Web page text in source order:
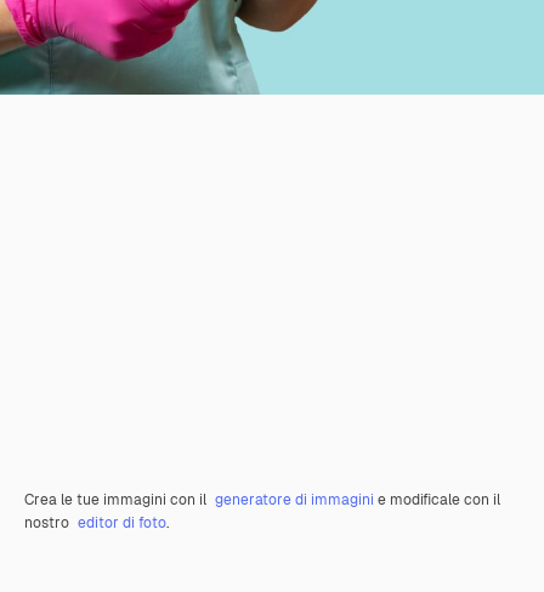
Crea le tue immagini con il generatore di immagini e modificale con il
nostro editor di foto.